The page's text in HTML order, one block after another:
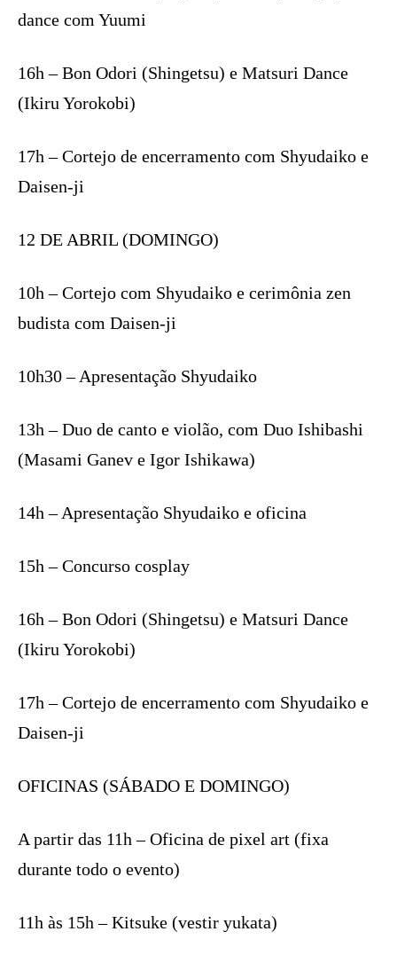
dance com Yuumi
16h – Bon Odori (Shingetsu) e Matsuri Dance
(Ikiru Yorokobi)
17h – Cortejo de encerramento com Shyudaiko e
Daisen-ji
12 DE ABRIL (DOMINGO)
10h – Cortejo com Shyudaiko e cerimônia zen
budista com Daisen-ji
10h30 – Apresentação Shyudaiko
13h – Duo de canto e violão, com Duo Ishibashi
(Masami Ganev e Igor Ishikawa)
14h – Apresentação Shyudaiko e oficina
15h – Concurso cosplay
16h – Bon Odori (Shingetsu) e Matsuri Dance
(Ikiru Yorokobi)
17h – Cortejo de encerramento com Shyudaiko e
Daisen-ji
OFICINAS (SÁBADO E DOMINGO)
A partir das 11h – Oficina de pixel art (fixa
durante todo o evento)
11h às 15h – Kitsuke (vestir yukata)